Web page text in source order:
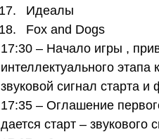
Идеалы
Fox and Dogs
17:30 – Начало игры ,
интеллектуального
звуковой сигнал старта
17:35 – Оглашение
дается старт – звукового